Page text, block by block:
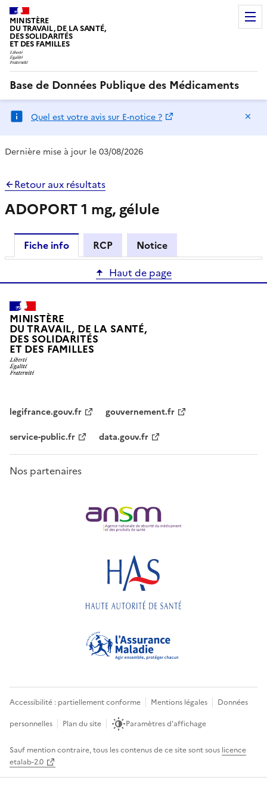
MINISTÈRE
DU TRAVAIL, DE LA SANTÉ,
DES SOLIDARITÉS
ET DES FAMILLES
Base de Données Publique des Médicaments
Quel est votre avis sur E-notice ?
Dernière mise à jour le 03/08/2026
Retour aux résultats
ADOPORT 1 mg, gélule
Fiche info RCP
Notice
Haut de page
MINISTÈRE
DU TRAVAIL, DE LA SANTÉ,
DES SOLIDARITÉS
ET DES FAMILLES
legifrance.gouv.fr
gouvernement.fr
service-public.fr
data.gouv.fr
Nos partenaires
Accessibilité : partiellement conforme Mentions légales
Données
personnelles
Plan du site Paramètres d'affichage
Sauf mention contraire, tous les contenus de ce site sont sous licence
etalab-2.0